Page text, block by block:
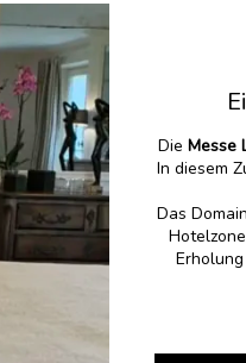
Die Messe
In diesem
Das